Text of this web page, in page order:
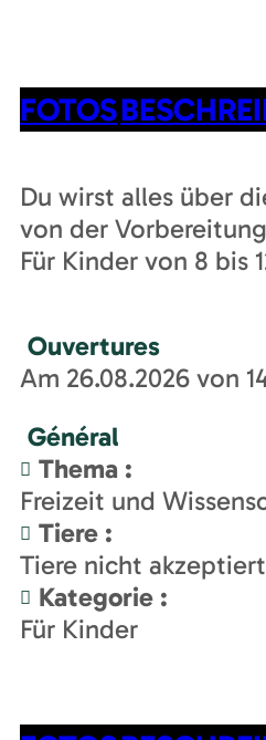
FOTOS
Du wirst alles über
von der
Für Kinder von 8 bis
Ouvertures
Am 26.08.2026 von
Général
Thema :
Freizeit und
Tiere :
Tiere nicht akzeptiert
Kategorie :
Für Kinder